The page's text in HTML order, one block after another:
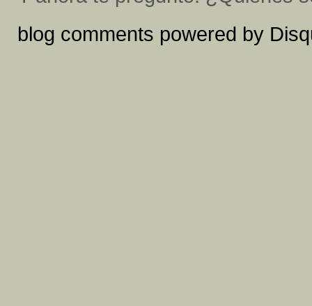
blog comments powered by